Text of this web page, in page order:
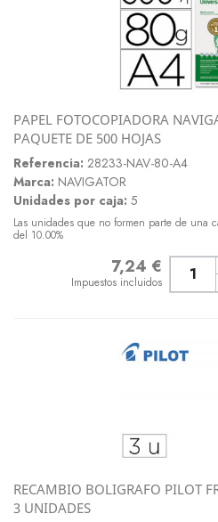
PAPEL FOTOCOPIADORA
PAQUETE DE 500 HOJAS
Referencia: 28233-NAV-80-A4
Marca: NAVIGATOR
Unidades por caja: 5
Las unidades que no formen parte de una
del 10.00%
7,24 €
Impuestos incluidos
RECAMBIO BOLIGRAFO PILOT
3 UNIDADES